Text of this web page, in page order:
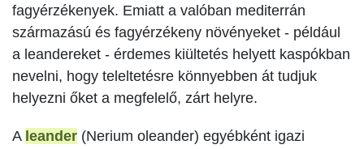
fagyérzékenyek. Emiatt a valóban mediterrán
származású és fagyérzékeny növényeket - például
a leandereket - érdemes kiültetés helyett kaspókban
nevelni, hogy teleltetésre könnyebben át tudjuk
helyezni őket a megfelelő, zárt helyre.
A leander (Nerium oleander) egyébként igazi